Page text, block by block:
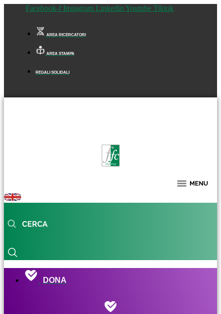
Facebook-f Instagram Linkedin Youtube Tiktok
AREA RICERCATORI
AREA STAMPA
REGALI SOLIDALI
DONA